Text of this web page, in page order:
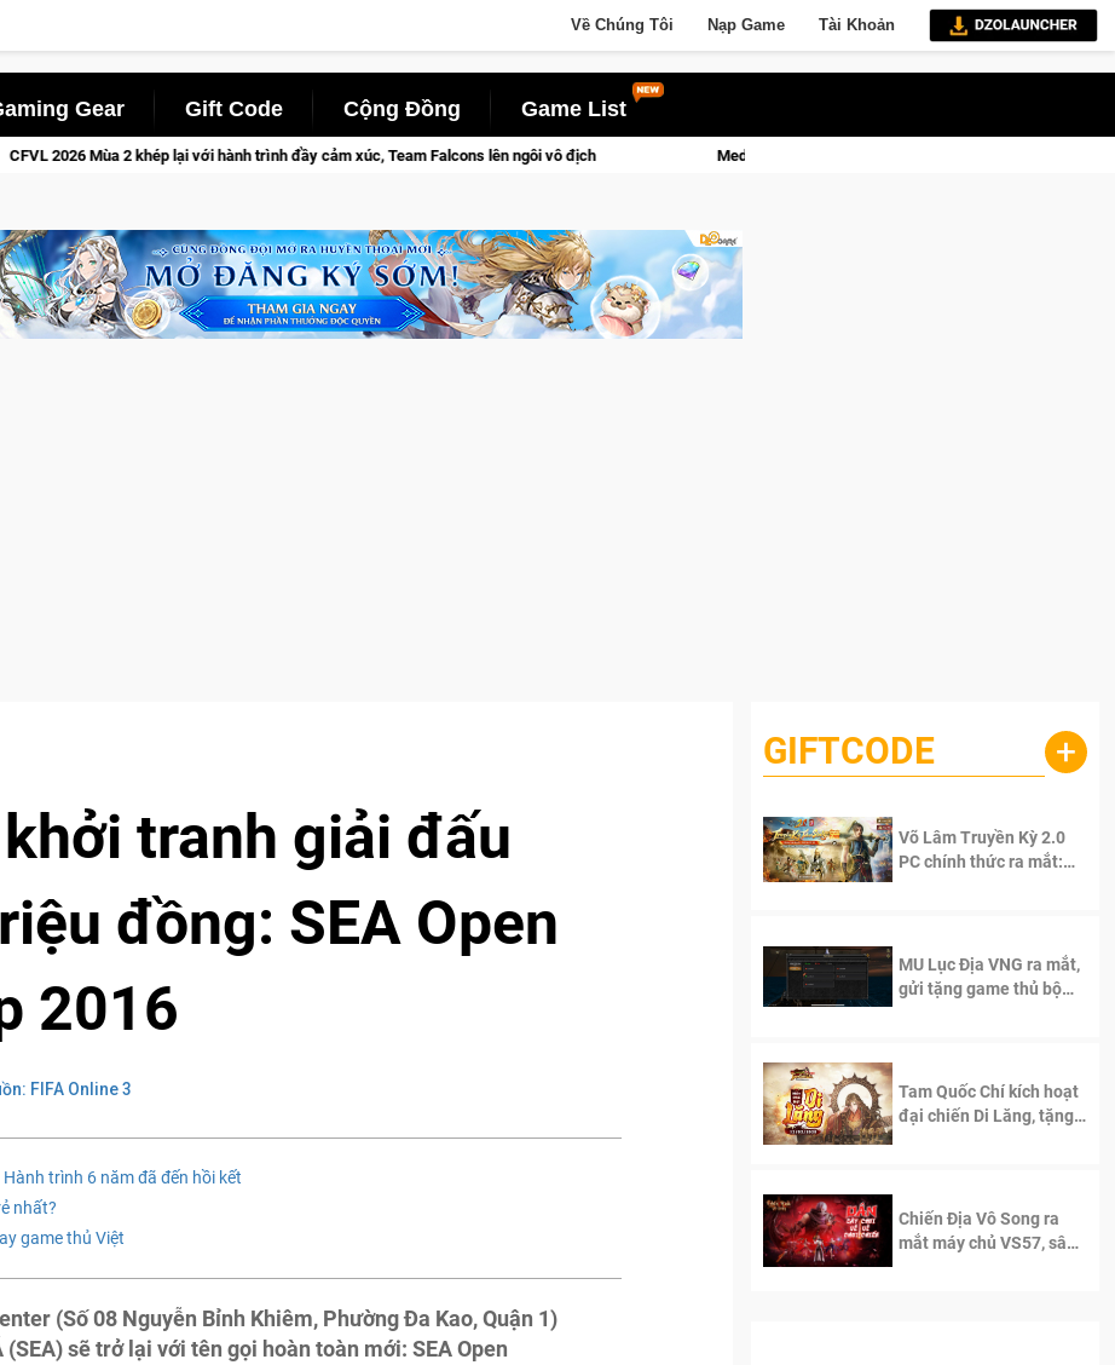
Về Chúng Tôi Nạp Game Tài Khoản
Gear Gift Code Cộng Đồng Game List
trình đầy cảm xúc, Team Falcons lên ngôi vô địch Medal Hunter: Game bắn súng PvP tọa độ đỉnh cao đưa bạn vào các chiến dịch lịch sử
tranh giải đấu
đồng: SEA Open
2016
FIFA Online 3
trình 6 năm đã đến hồi kết
nhất?
game thủ Việt
(Số 08 Nguyễn Bỉnh Khiêm, Phường Đa Kao, Quận 1)
sẽ trở lại với tên gọi hoàn toàn mới: SEA Open
GIFTCODE +
Võ Lâm Truyền Kỳ 2.0
PC chính thức ra mắt:
MU Lục Địa VNG ra mắt,
gửi tặng game thủ bộ
Tam Quốc Chí kích hoạt
đại chiến Di Lăng, tặng
Chiến Địa Vô Song ra
mắt máy chủ VS57, sân